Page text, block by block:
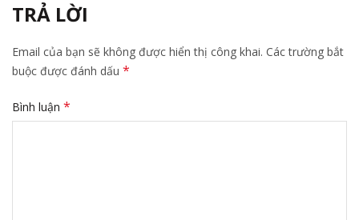
TRẢ LỜI
Email của bạn sẽ không được hiển thị công khai. Các trường bắt
buộc được đánh dấu *
Bình luận *